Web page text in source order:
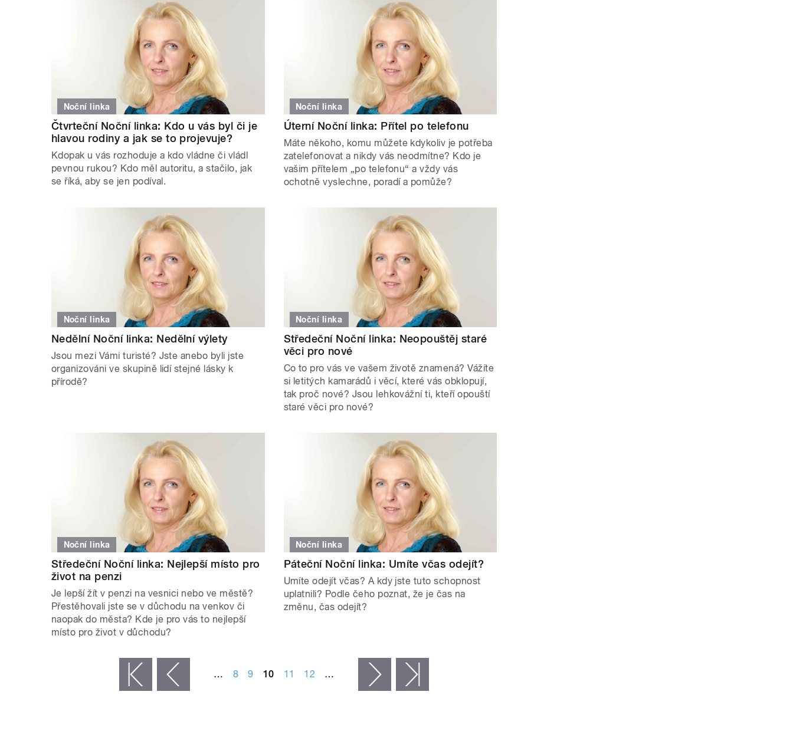
Noční linka
Čtvrteční Noční linka: Kdo u vás byl či je
hlavou rodiny a jak se to projevuje?
Kdopak u vás rozhoduje a kdo vládne či vládl
pevnou rukou? Kdo měl autoritu, a stačilo, jak
se říká, aby se jen podíval.
Noční linka
Úterní Noční linka: Přítel po telefonu
Máte někoho, komu můžete kdykoliv je potřeba
zatelefonovat a nikdy vás neodmítne? Kdo je
vašim přítelem „po telefonu“ a vždy vás
ochotně vyslechne, poradí a pomůže?
Noční linka
Nedělní Noční linka: Nedělní výlety
Jsou mezi Vámi turisté? Jste anebo byli jste
organizováni ve skupině lidí stejné lásky k
přírodě?
Noční linka
Středeční Noční linka: Neopouštěj staré
věci pro nové
Co to pro vás ve vašem životě znamená? Vážíte
si letitých kamarádů i věcí, které vás obklopují,
tak proč nové? Jsou lehkovážní ti, kteří opouští
staré věci pro nové?
Noční linka
Středeční Noční linka: Nejlepší místo pro
život na penzi
Je lepší žít v penzi na vesnici nebo ve městě?
Přestěhovali jste se v důchodu na venkov či
naopak do města? Kde je pro vás to nejlepší
místo pro život v důchodu?
Noční linka
Páteční Noční linka: Umíte včas odejít?
Umíte odejít včas? A kdy jste tuto schopnost
uplatnili? Podle čeho poznat, že je čas na
změnu, čas odejít?
‹ předchozí … 8 9 10 11 12 … následující ›